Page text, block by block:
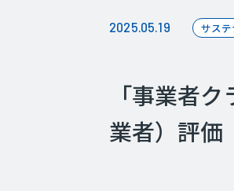
2025.05.19 サステ
「事業者
業者）評価